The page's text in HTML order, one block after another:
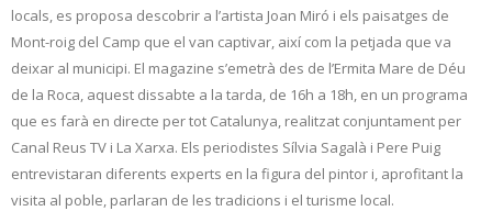
locals, es proposa descobrir a l’artista Joan Miró i els paisatges de
Mont-roig del Camp que el van captivar, així com la petjada que va
deixar al municipi. El magazine s’emetrà des de l’Ermita Mare de Déu
de la Roca, aquest dissabte a la tarda, de 16h a 18h, en un programa
que es farà en directe per tot Catalunya, realitzat conjuntament per
Canal Reus TV i La Xarxa. Els periodistes Sílvia Sagalà i Pere Puig
entrevistaran diferents experts en la figura del pintor i, aprofitant la
visita al poble, parlaran de les tradicions i el turisme local.